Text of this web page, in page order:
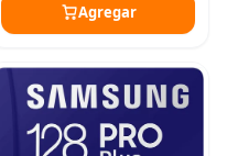
Agregar